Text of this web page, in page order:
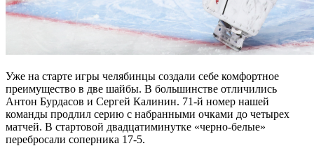
Уже на старте игры челябинцы создали себе комфортное
преимущество в две шайбы. В большинстве отличились
Антон Бурдасов и Сергей Калинин. 71-й номер нашей
команды продлил серию с набранными очками до четырех
матчей. В стартовой двадцатиминутке «черно-белые»
перебросали соперника 17-5.